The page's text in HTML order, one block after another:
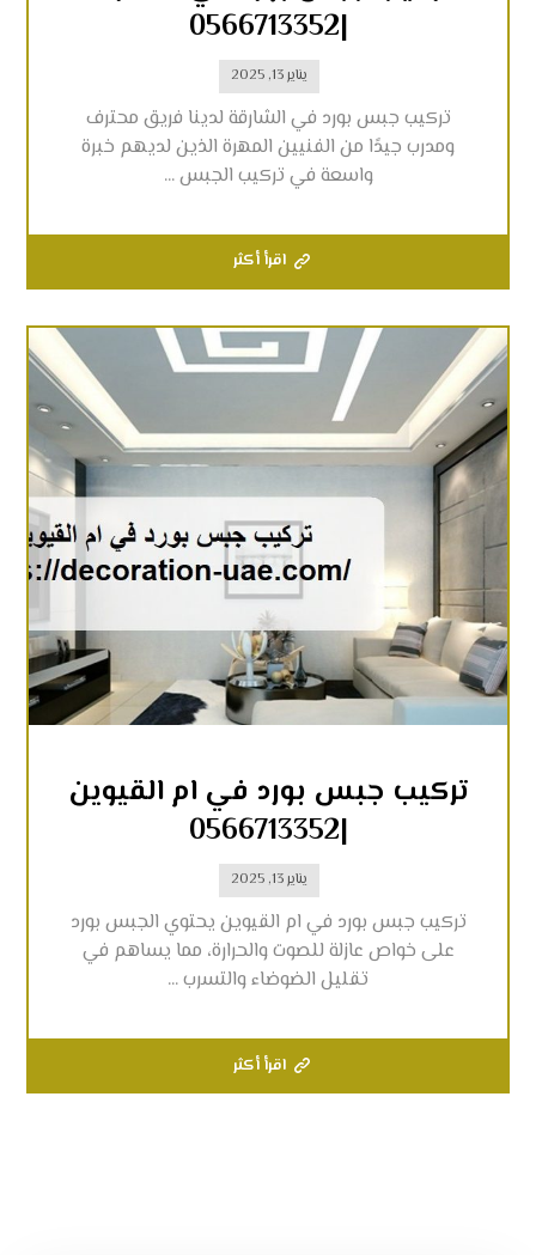
|0566713352
يناير 13, 2025
تركيب جبس بورد في الشارقة لدينا فريق محترف
ومدرب جيدًا من الفنيين المهرة الذين لديهم خبرة
واسعة في تركيب الجبس ...
اقرأ أكثر
تركيب جبس بورد في ام القيوين
|0566713352
يناير 13, 2025
تركيب جبس بورد في ام القيوين يحتوي الجبس بورد
على خواص عازلة للصوت والحرارة، مما يساهم في
تقليل الضوضاء والتسرب ...
اقرأ أكثر